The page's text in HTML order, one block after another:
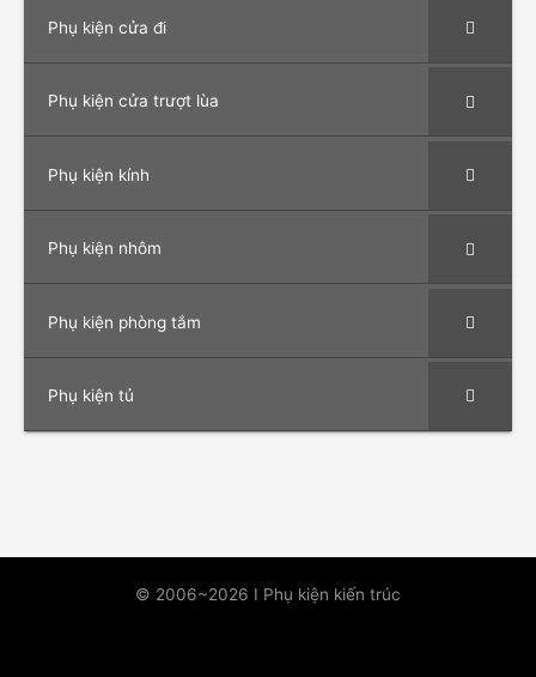
Phụ kiện cửa đi
Phụ kiện cửa trượt lùa
Phụ kiện kính
Phụ kiện nhôm
Phụ kiện phòng tắm
Phụ kiện tủ
© 2006~2026 I Phụ kiện kiến trúc